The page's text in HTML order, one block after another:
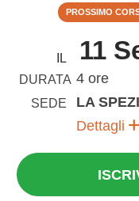
PROSSIMO
IL 11
DURATA 4 ore
SEDE
LA
Dettagli